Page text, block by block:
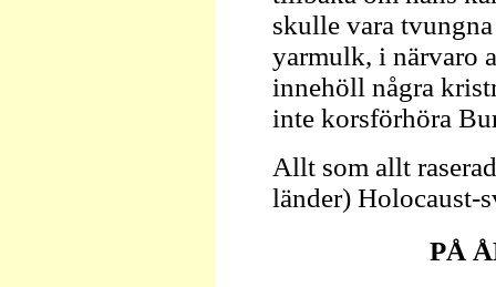
skulle vara
yarmulk, i närvaro
innehöll några
inte korsförhöra
Allt som allt
länder) Holocaust-
PÅ